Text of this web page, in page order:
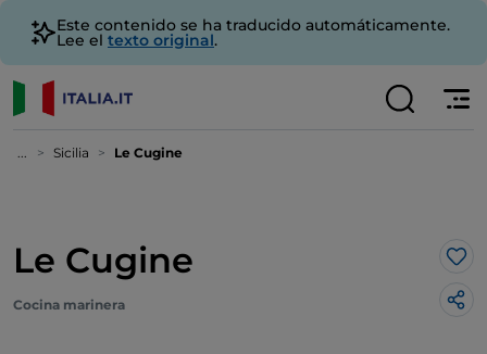
Este contenido se ha traducido automáticamente.
Lee el texto original.
... Sicilia Le Cugine
Le Cugine Me
Cocina marinera